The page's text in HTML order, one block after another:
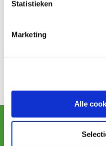
Statistieken
Marketing
Alle
veel meer, bijna een
heb. Om ze scherp te
en wet ik ze op een
waardoor het werkstuk
Paul van de
Newsletter abonnieren
und erhalten Sie Angebote,